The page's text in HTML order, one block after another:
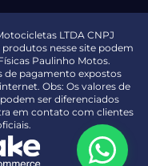
LTDA CNPJ
produtos nesse site podem
Paulinho Motos.
de pagamento expostos
Obs: Os valores de
ser diferenciados
em contato com clientes